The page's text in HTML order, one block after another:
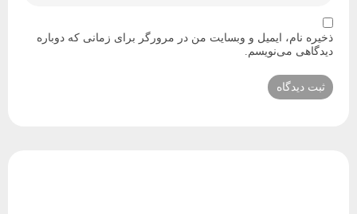
ذخیره نام، ایمیل و وبسایت من در مرورگر برای زمانی که دوباره
دیدگاهی می‌نویسم.